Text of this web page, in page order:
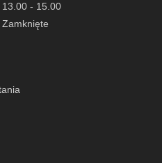
13.00 - 15.00
Zamknięte